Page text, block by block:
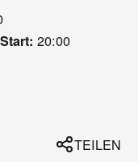
Start: 20:00
TEILEN